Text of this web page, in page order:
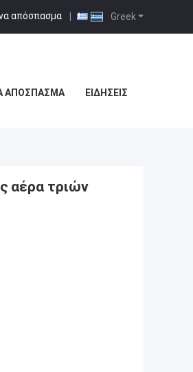
Greek
απόσπασμα |
ΑΠΌΣΠΑΣΜΑ ΕΙΔΉΣΕΙΣ
αέρα τριών